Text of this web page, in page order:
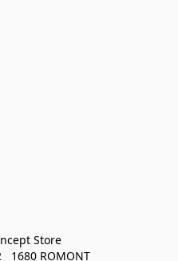
Store
1680 ROMONT